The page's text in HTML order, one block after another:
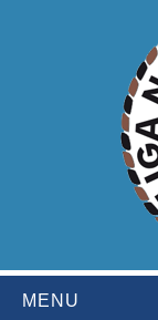
MENU